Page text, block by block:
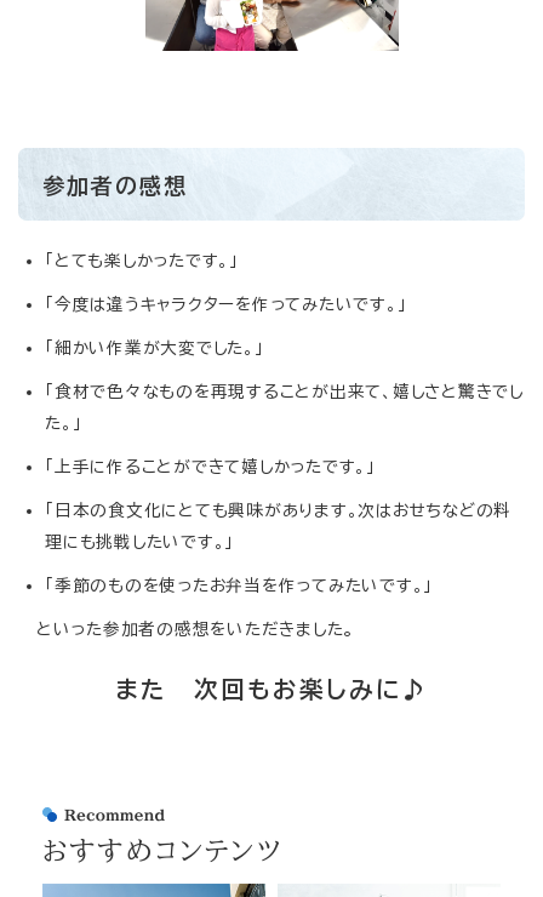
参加者の感想
「とても楽しかったです。」
「今度は違うキャラクターを作ってみたいです。」
「細かい作業が大変でした。」
「食材で色々なものを再現することが出来て、嬉しさと驚きでし
た。」
「上手に作ることができて嬉しかったです。」
「日本の食文化にとても興味があります。次はおせちなどの料
理にも挑戦したいです。」
「季節のものを使ったお弁当を作ってみたいです。」
といった参加者の感想をいただきました。
また 次回もお楽しみに♪
おすすめコンテンツ